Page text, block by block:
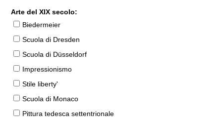
Arte del XIX secolo:
Biedermeier
Scuola di Dresden
Scuola di Düsseldorf
Impressionismo
Stile liberty'
Scuola di Monaco
Pittura tedesca settentrionale